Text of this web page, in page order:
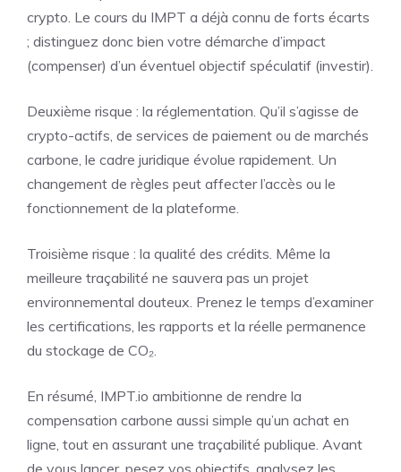
crypto. Le cours du IMPT a déjà connu de forts écarts
; distinguez donc bien votre démarche d’impact
(compenser) d’un éventuel objectif spéculatif (investir).
Deuxième risque : la réglementation. Qu’il s’agisse de
crypto-actifs, de services de paiement ou de marchés
carbone, le cadre juridique évolue rapidement. Un
changement de règles peut affecter l’accès ou le
fonctionnement de la plateforme.
Troisième risque : la qualité des crédits. Même la
meilleure traçabilité ne sauvera pas un projet
environnemental douteux. Prenez le temps d’examiner
les certifications, les rapports et la réelle permanence
du stockage de CO₂.
En résumé, IMPT.io ambitionne de rendre la
compensation carbone aussi simple qu’un achat en
ligne, tout en assurant une traçabilité publique. Avant
de vous lancer, pesez vos objectifs, analysez les